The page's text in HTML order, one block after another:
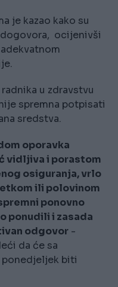
je kazao kako su
ocijenivši
u zdravstvu
spremna potpisati
sredstva.
oporavka
vidljiva i porastom
osiguranja, vrlo
ili polovinom
ponovno
ponudili i zasada
odgovor -
da će sa
biti